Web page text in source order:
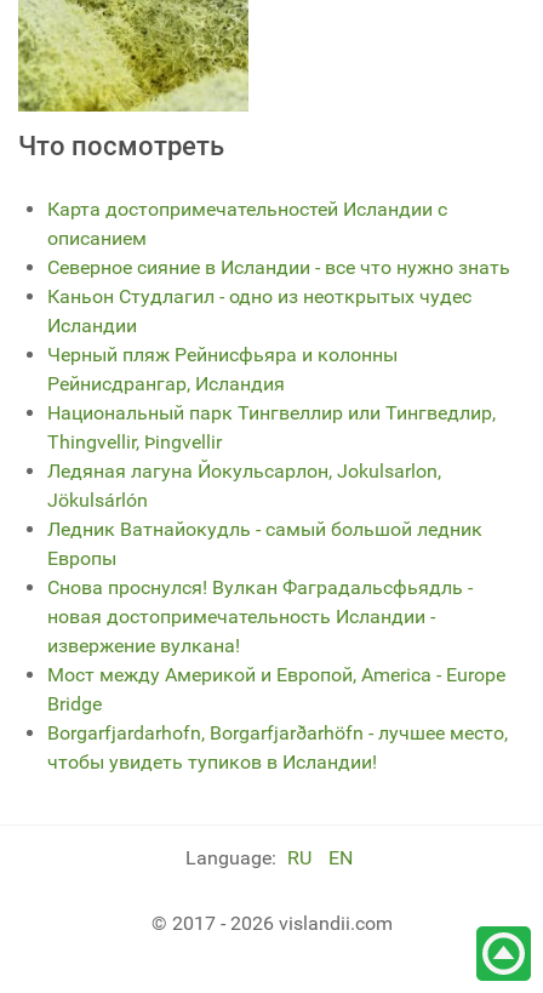
Что посмотреть
Карта достопримечательностей Исландии с
описанием
Северное сияние в Исландии - все что нужно знать
Каньон Студлагил - одно из неоткрытых чудес
Исландии
Черный пляж Рейнисфьяра и колонны
Рейнисдрангар, Исландия
Национальный парк Тингвеллир или Тингведлир,
Thingvellir, Þingvellir
Ледяная лагуна Йокульсарлон, Jokulsarlon,
Jökulsárlón
Ледник Ватнайокудль - самый большой ледник
Европы
Снова проснулся! Вулкан Фаградальсфьядль -
новая достопримечательность Исландии -
извержение вулкана!
Мост между Америкой и Европой, America - Europe
Bridge
Borgarfjardarhofn, Borgarfjarðarhöfn - лучшее место,
чтобы увидеть тупиков в Исландии!
Language: RU EN
© 2017 - 2026 vislandii.com